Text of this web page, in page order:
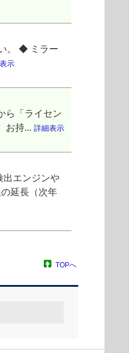
。 ◆ ミラー
示
ら「ライセン
お持... 詳細表示
出エンジンや
延長（次年
TOPへ